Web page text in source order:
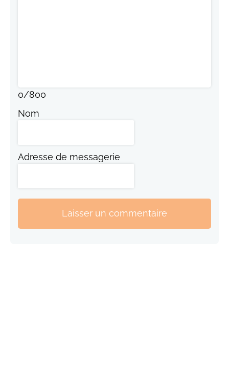
0/800
Nom
Adresse de messagerie
Laisser un commentaire